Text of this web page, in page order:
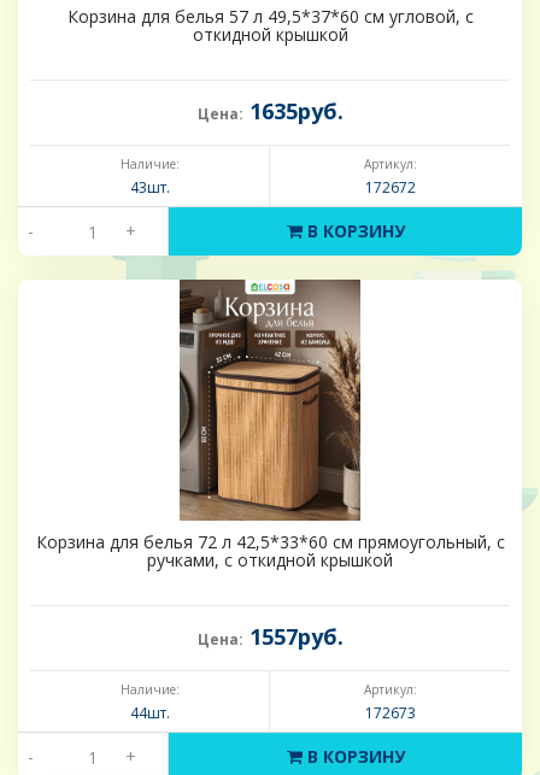
Корзина для белья 57 л 49,5*37*60 см угловой, с
откидной крышкой
Цена: 1635руб.
Наличие:
43шт.
Артикул:
172672
- + В КОРЗИНУ
Корзина для белья 72 л 42,5*33*60 см прямоугольный, с
ручками, с откидной крышкой
Цена: 1557руб.
Наличие:
44шт.
Артикул:
172673
- + В КОРЗИНУ